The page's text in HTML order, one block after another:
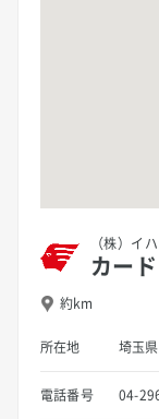
（株）イ
カー
約km
所在地 埼玉
電話番号 04-